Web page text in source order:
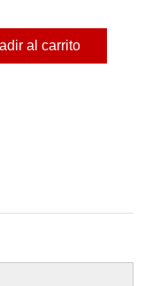
al carrito